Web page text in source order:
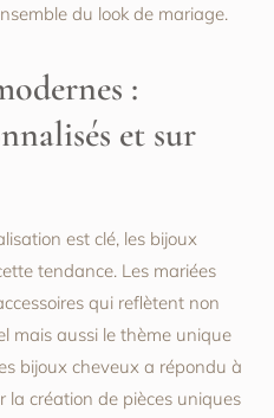
du look de mariage.
:
et sur
est clé, les bijoux
tendance. Les mariées
qui reflètent non
mais aussi le thème unique
bijoux cheveux a répondu à
la création de pièces uniques